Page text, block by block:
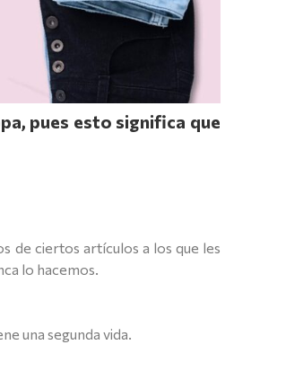
pues esto significa que
de ciertos artículos a los que les
lo hacemos.
una segunda vida.